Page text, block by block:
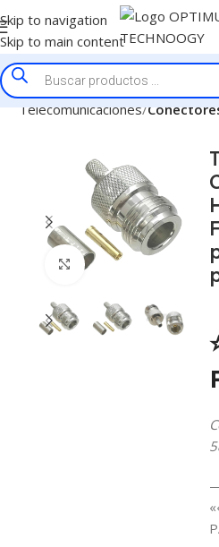
Skip to navigation
Skip to main content
Telecomunicaciones
Click to enlarge